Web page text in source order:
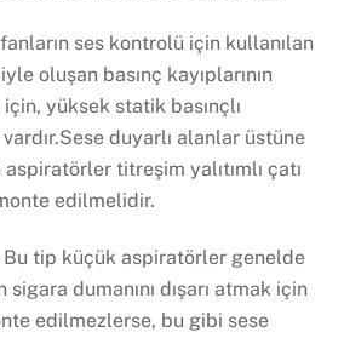
ses kontrolü için kullanılan
oluşan basınç kayıplarının
yüksek statik basınçlı
duyarlı alanlar üstüne
titreşim yalıtımlı çatı
edilmelidir.
tip küçük aspiratörler genelde
dumanını dışarı atmak için
edilmezlerse, bu gibi sese